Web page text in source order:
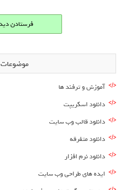
موضوعات
آموزش و ترفند ها
دانلود اسکریپت
دانلود قالب وب سایت
دانلود متفرقه
دانلود نرم افزار
ایده های طراحی وب سایت